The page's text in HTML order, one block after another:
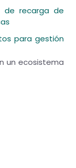
de recarga de
para gestión
un ecosistema